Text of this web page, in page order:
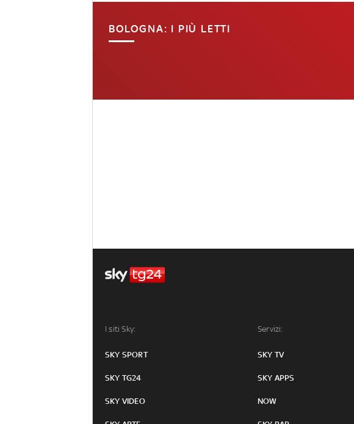
BOLOGNA: I PIÙ LETTI
I siti Sky:
SKY SPORT
SKY TG24
SKY VIDEO
Servizi:
SKY TV
SKY APPS
NOW